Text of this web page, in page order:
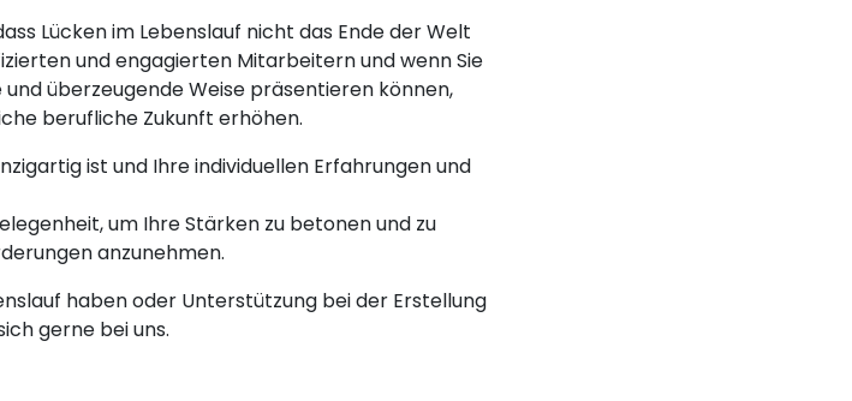
Lücken im Lebenslauf nicht das Ende der Welt
und engagierten Mitarbeitern und wenn Sie
überzeugende Weise präsentieren können,
berufliche Zukunft erhöhen.
ist und Ihre individuellen Erfahrungen und
um Ihre Stärken zu betonen und zu
anzunehmen.
haben oder Unterstützung bei der Erstellung
gerne bei uns.